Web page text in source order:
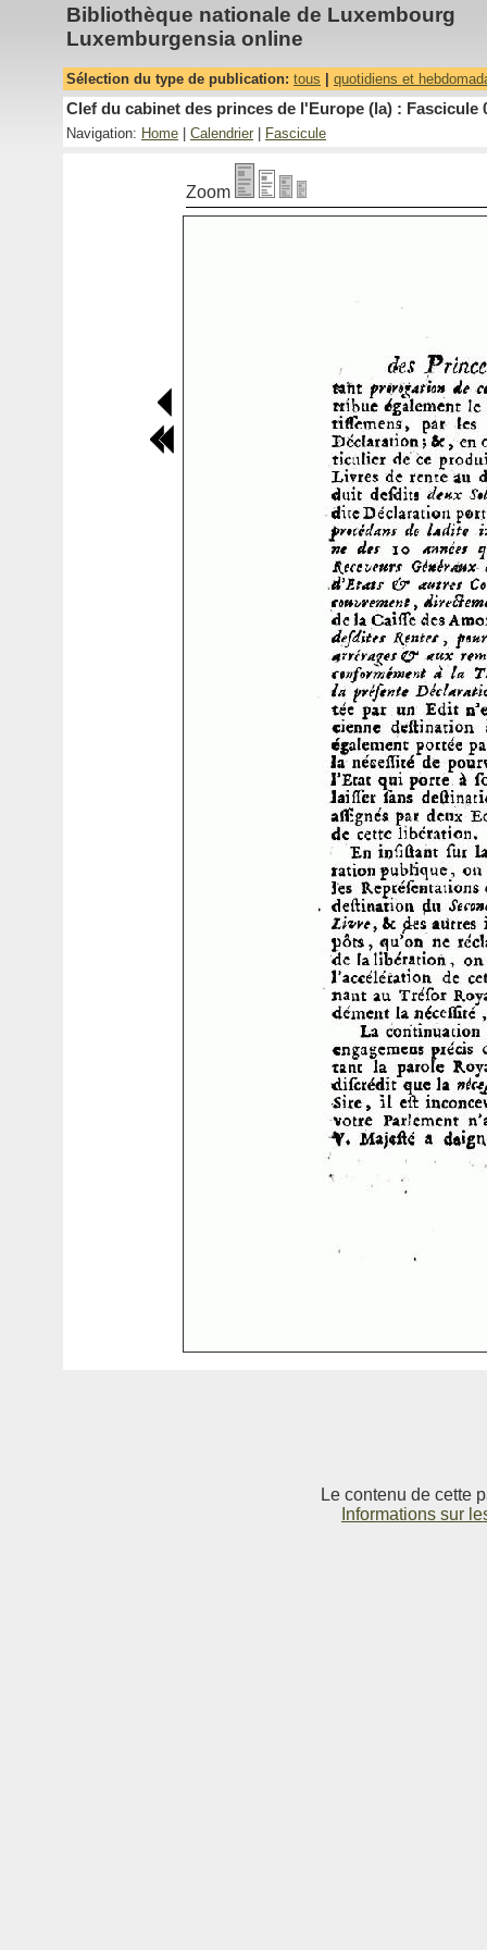
Bibliothèque nationale de Luxembourg
Luxemburgensia online
Sélection du type de publication: tous quotidiens et
Clef du cabinet des princes de l'Europe (la) : Fascicule
Navigation: Home Calendrier Fascicule
Zoom
Le contenu de cette
Informations sur